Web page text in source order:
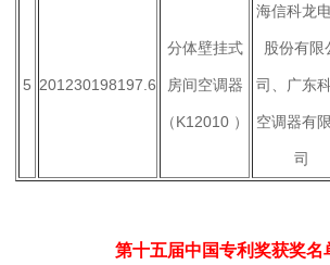
5 201230198197.6
分体壁挂式
房间空调器
（K12010 ）
海信科龙
股份有限
司、广东
空调器有
司
第十五届中国专利奖获奖名